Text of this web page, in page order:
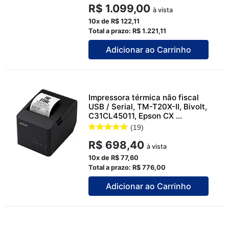
R$ 1.099,00 à vista
10x de R$ 122,11
Total a prazo: R$ 1.221,11
Adicionar ao Carrinho
Impressora térmica não fiscal
USB / Serial, TM-T20X-II, Bivolt,
C31CL45011, Epson CX ...
(19)
R$ 698,40 à vista
10x de R$ 77,60
Total a prazo: R$ 776,00
Adicionar ao Carrinho